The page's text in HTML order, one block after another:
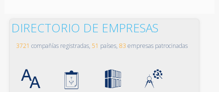
DIRECTORIO DE EMPRESAS
3721 compañías registradas, 51 países, 83 empresas patrocinadas